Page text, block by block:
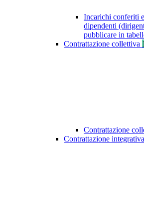
Incarichi conferiti
dipendenti
pubblicare in
Contrattazione collettiva
Contrattazione
Contrattazione integrativa